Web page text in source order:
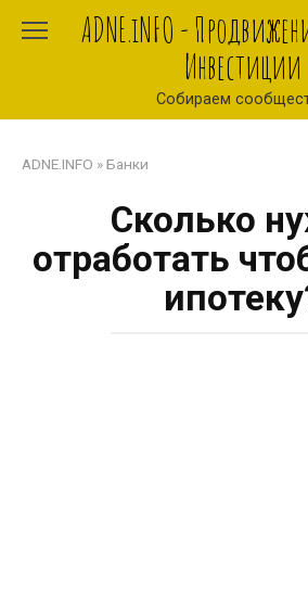
ADNE.iNFO -
Инвестиции
Собираем
ADNE.INFO »Банки
Сколько
отработать